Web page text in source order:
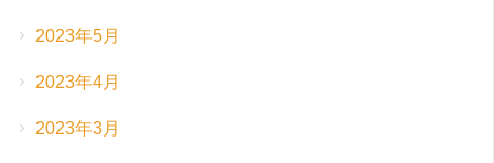
2023年5月
2023年4月
2023年3月